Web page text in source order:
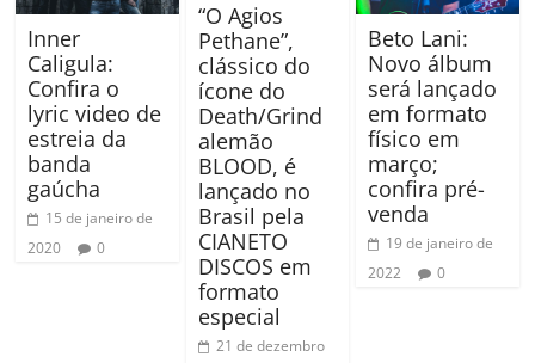
Inner
Caligula:
Confira o
lyric video de
estreia da
banda
gaúcha
15 de janeiro de
2020
0
“O Agios
Pethane”,
clássico do
ícone do
Death/Grind
alemão
BLOOD, é
lançado no
Brasil pela
CIANETO
DISCOS em
formato
especial
21 de dezembro
Beto Lani:
Novo álbum
será lançado
em formato
físico em
março;
confira pré-
venda
19 de janeiro de
2022
0